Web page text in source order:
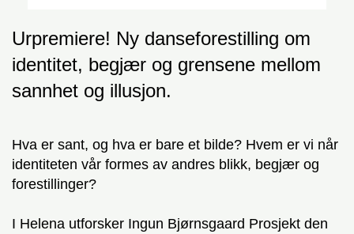
Urpremiere! Ny danseforestilling om
identitet, begjær og grensene mellom
sannhet og illusjon.
Hva er sant, og hva er bare et bilde? Hvem er vi når
identiteten vår formes av andres blikk, begjær og
forestillinger?
I Helena utforsker Ingun Bjørnsgaard Prosjekt den